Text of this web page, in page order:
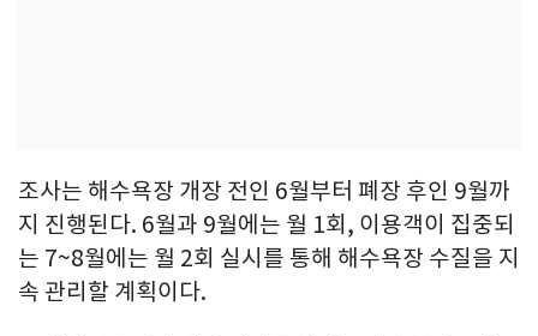
조사는 해수욕장 개장 전인 6월부터 폐장 후인 9월까
지 진행된다. 6월과 9월에는 월 1회, 이용객이 집중되
는 7~8월에는 월 2회 실시를 통해 해수욕장 수질을 지
속 관리할 계획이다.